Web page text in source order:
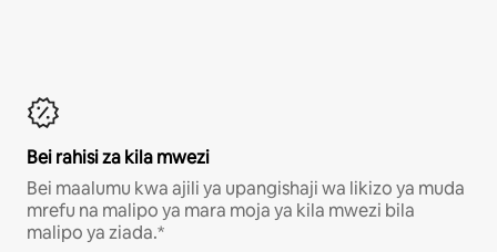
Bei rahisi za kila mwezi
Bei maalumu kwa ajili ya upangishaji wa likizo ya muda
mrefu na malipo ya mara moja ya kila mwezi bila
malipo ya ziada.*